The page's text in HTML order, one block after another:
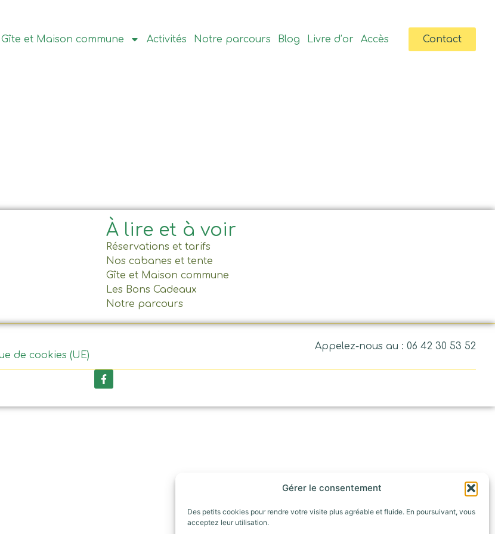
Gérer le consentement
Des petits cookies pour rendre votre visite plus agréable et fluide. En poursuivant, vous
acceptez leur utilisation.
Gîte et Maison commune Activités Notre parcours Blog Livre d’or Accès Contact
À lire et à voir
Réservations et tarifs
Nos cabanes et tente
Gîte et Maison commune
Les Bons Cadeaux
Notre parcours
Appelez-nous au : 06 42 30 53 52
de cookies (UE)